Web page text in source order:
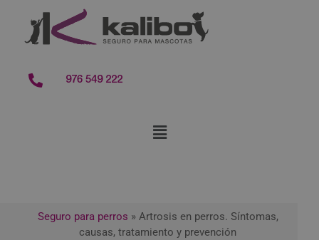
contenido
976 549 222
Seguro para perros » Artrosis en perros. Síntomas,
causas, tratamiento y prevención